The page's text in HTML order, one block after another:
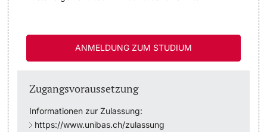
Student Life
Beratung & Support
Studienfachberatung
Studienberatung
ANMELDUNG ZUM STUDIUM
Zugangsvoraussetzung
Informationen zur Zulassung:
https://www.unibas.ch/zulassung